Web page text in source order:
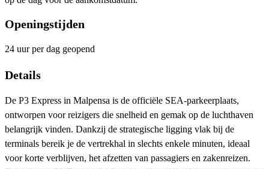
Openingstijden
24 uur per dag geopend
Details
De P3 Express in Malpensa is de officiële SEA-parkeerplaats,
ontworpen voor reizigers die snelheid en gemak op de luchthaven
belangrijk vinden. Dankzij de strategische ligging vlak bij de
terminals bereik je de vertrekhal in slechts enkele minuten, ideaal
voor korte verblijven, het afzetten van passagiers en zakenreizen.